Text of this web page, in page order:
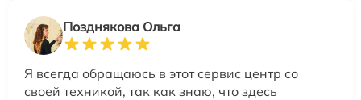
Позднякова Ольга
Я всегда обращаюсь в этот сервис центр со
своей техникой, так как знаю, что здесь